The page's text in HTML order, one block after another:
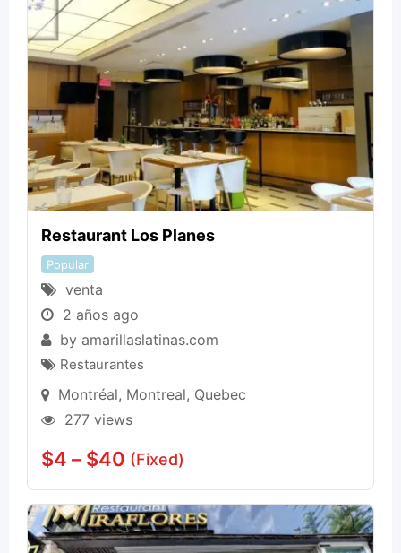
Restaurant Los Planes
Popular
venta
2 años ago
by amarillaslatinas.com
Restaurantes
Montréal, Montreal, Quebec
277 views
$4 – $40 (Fixed)